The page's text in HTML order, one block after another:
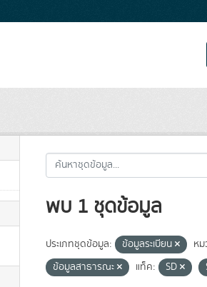
พบ 1 ชุดข้อมูล
ประเภทชุดข้อมูล: ข้อมูลระเบียน
ห
ข้อมูลสาธารณะ
แท็ค: SD